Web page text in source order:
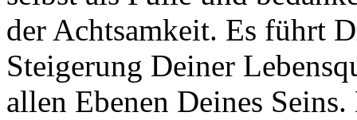
der Achtsamkeit. Es führt
Steigerung Deiner
allen Ebenen Deines